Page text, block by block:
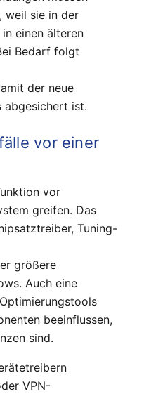
weil sie in der
einen älteren
Bedarf folgt
der neue
abgesichert ist.
vor einer
vor
greifen. Das
Tuning-
größere
Auch eine
beeinflussen,
sind.
VPN-